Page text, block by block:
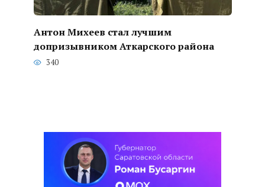
Антон Михеев стал лучшим
допризывником Аткарского района
340